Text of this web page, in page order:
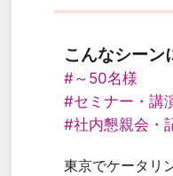
こんなシーン
#～50名様
#セミナー・講
#社内懇親会・
東京でケータリ